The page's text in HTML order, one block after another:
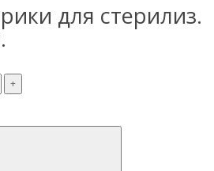
для стерилиз.
+